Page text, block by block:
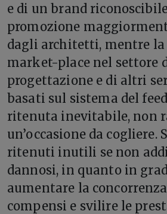
e di un brand
promozione
dagli architetti, mentre
market-place nel settore
progettazione e di altri
basati sul sistema del
ritenuta inevitabile, non
un’occasione da cogliere.
ritenuti inutili se non
dannosi, in quanto in
aumentare la
compensi e svilire le